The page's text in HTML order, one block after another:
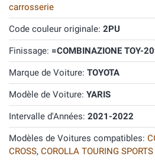
carrosserie
Code couleur originale: 2PU
Finissage: =COMBINAZIONE TOY-
Marque de Voiture: TOYOTA
Modèle de Voiture: YARIS
Intervalle d'Années: 2021-2022
Modèles de Voitures compatibles:
CROSS, COROLLA TOURING SPORTS